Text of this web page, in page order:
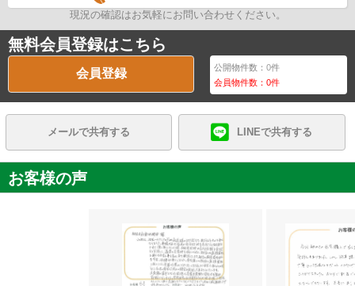
現況の確認はお気軽にお問い合わせください。
無料会員登録はこちら
会員登録 公開物件数：0件
会員物件数：0件
メールで共有する LINEで共有する
お客様の声